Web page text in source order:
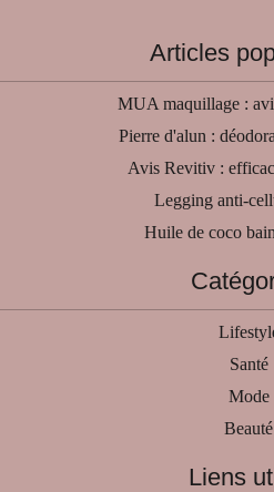
Articles
MUA maquillage :
Pierre d'alun :
Avis Revitiv :
Legging anti-
Huile de coco
Santé
Mode
Beauté
Liens